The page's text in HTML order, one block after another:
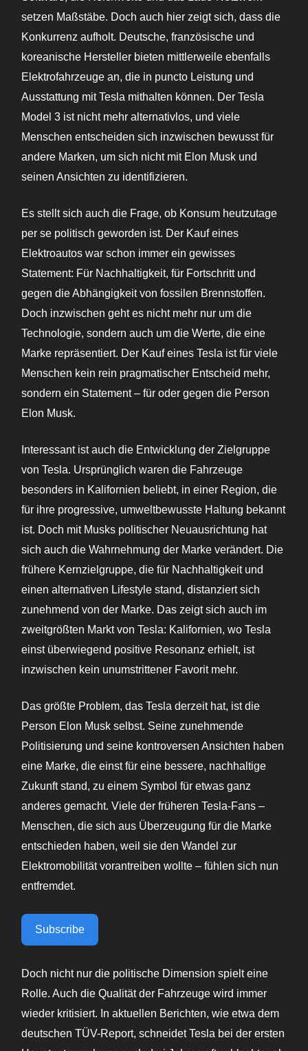
setzen Maßstäbe. Doch auch hier zeigt sich, dass die
Konkurrenz aufholt. Deutsche, französische und
koreanische Hersteller bieten mittlerweile ebenfalls
Elektrofahrzeuge an, die in puncto Leistung und
Ausstattung mit Tesla mithalten können. Der Tesla
Model 3 ist nicht mehr alternativlos, und viele
Menschen entscheiden sich inzwischen bewusst für
andere Marken, um sich nicht mit Elon Musk und
seinen Ansichten zu identifizieren.
Es stellt sich auch die Frage, ob Konsum heutzutage
per se politisch geworden ist. Der Kauf eines
Elektroautos war schon immer ein gewisses
Statement: Für Nachhaltigkeit, für Fortschritt und
gegen die Abhängigkeit von fossilen Brennstoffen.
Doch inzwischen geht es nicht mehr nur um die
Technologie, sondern auch um die Werte, die eine
Marke repräsentiert. Der Kauf eines Tesla ist für viele
Menschen kein rein pragmatischer Entscheid mehr,
sondern ein Statement – für oder gegen die Person
Elon Musk.
Interessant ist auch die Entwicklung der Zielgruppe
von Tesla. Ursprünglich waren die Fahrzeuge
besonders in Kalifornien beliebt, in einer Region, die
für ihre progressive, umweltbewusste Haltung bekannt
ist. Doch mit Musks politischer Neuausrichtung hat
sich auch die Wahrnehmung der Marke verändert. Die
frühere Kernzielgruppe, die für Nachhaltigkeit und
einen alternativen Lifestyle stand, distanziert sich
zunehmend von der Marke. Das zeigt sich auch im
zweitgrößten Markt von Tesla: Kalifornien, wo Tesla
einst überwiegend positive Resonanz erhielt, ist
inzwischen kein unumstrittener Favorit mehr.
Das größte Problem, das Tesla derzeit hat, ist die
Person Elon Musk selbst. Seine zunehmende
Politisierung und seine kontroversen Ansichten haben
eine Marke, die einst für eine bessere, nachhaltige
Zukunft stand, zu einem Symbol für etwas ganz
anderes gemacht. Viele der früheren Tesla-Fans –
Menschen, die sich aus Überzeugung für die Marke
entschieden haben, weil sie den Wandel zur
Elektromobilität vorantreiben wollte – fühlen sich nun
entfremdet.
Subscribe
Doch nicht nur die politische Dimension spielt eine
Rolle. Auch die Qualität der Fahrzeuge wird immer
wieder kritisiert. In aktuellen Berichten, wie etwa dem
deutschen TÜV-Report, schneidet Tesla bei der ersten